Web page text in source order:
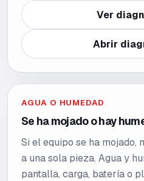
Ver
Abrir
AGUA O HUMEDAD
Se ha mojado o hay
Si el equipo se ha mojado,
a una sola pieza. Agua y
pantalla, carga, batería o